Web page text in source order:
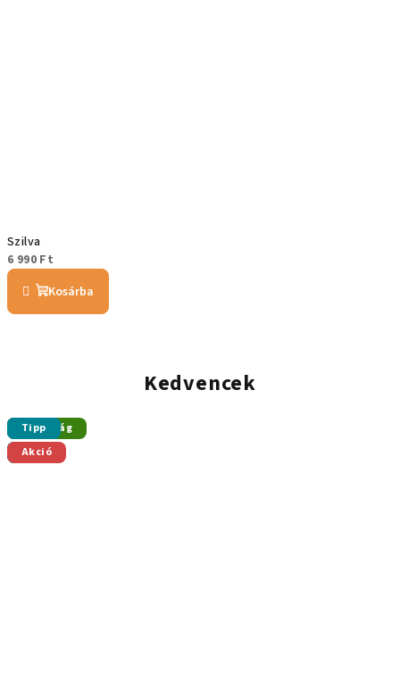
Szilva
6 990 Ft
Kosárba
Kedvencek
Tipp
Akció
Tipp
Újdonság
Tipp
Tipp
Tipp
Akció
Tipp